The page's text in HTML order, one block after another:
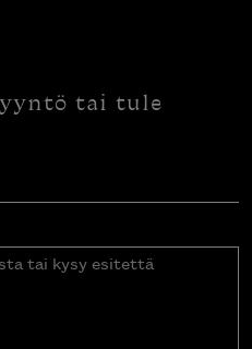
tai tule